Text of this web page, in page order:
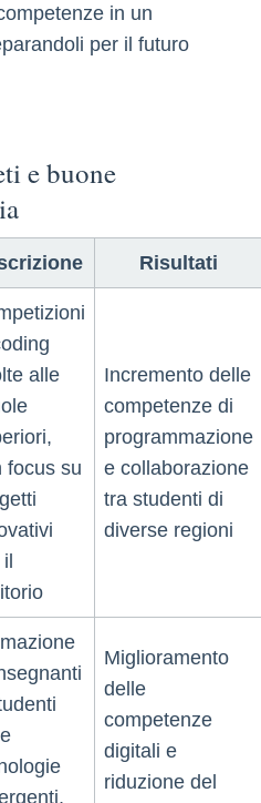
in un
per il futuro
e buone
Risultati
alle
focus su
il
Incremento delle
competenze di
programmazione
e collaborazione
tra studenti di
diverse regioni
Miglioramento
delle
competenze
digitali e
riduzione del